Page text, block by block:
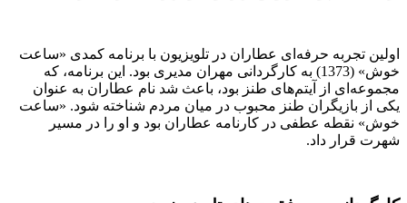
اولین تجربه حرفه‌ای عطاران در تلویزیون با برنامه کمدی «ساعت
خوش» (1373) به کارگردانی مهران مدیری بود. این برنامه، که
مجموعه‌ای از آیتم‌های طنز بود، باعث شد نام عطاران به عنوان
یکی از بازیگران طنز محبوب در میان مردم شناخته شود. «ساعت
خوش» نقطه عطفی در کارنامه عطاران بود و او را در مسیر
شهرت قرار داد.